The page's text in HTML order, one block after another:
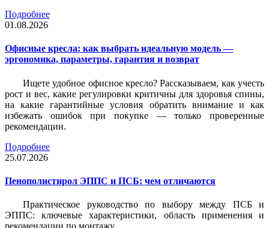
Подробнее
01.08.2026
Офисные кресла: как выбрать идеальную модель —
эргономика, параметры, гарантия и возврат
Ищете удобное офисное кресло? Рассказываем, как учесть
рост и вес, какие регулировки критичны для здоровья спины,
на какие гарантийные условия обратить внимание и как
избежать ошибок при покупке — только проверенные
рекомендации.
Подробнее
25.07.2026
Пенополистирол ЭППС и ПСБ: чем отличаются
Практическое руководство по выбору между ПСБ и
ЭППС: ключевые характеристики, область применения и